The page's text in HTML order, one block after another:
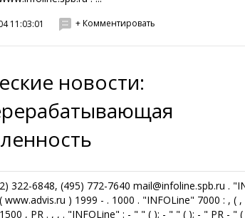
11:03:01 + Комментировать
новости:
322-6848, (495) 772-7640 mail@infoline.spb.ru .
www.advis.ru ) 1999 - . 1000 . "INFOLine" 7000 : , ( ,
, PR . , , . "INFOLine" : - " " ( ); - " " ( ); - " PR - " (